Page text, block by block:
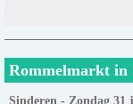
Rommelmarkt in
Sinderen - Zondag 31